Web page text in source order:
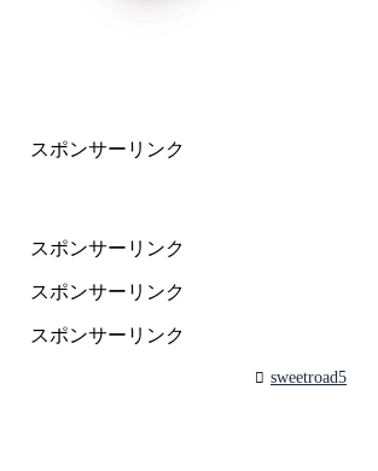
スポンサーリンク
スポンサーリンク
スポンサーリンク
スポンサーリンク
sweetroad5